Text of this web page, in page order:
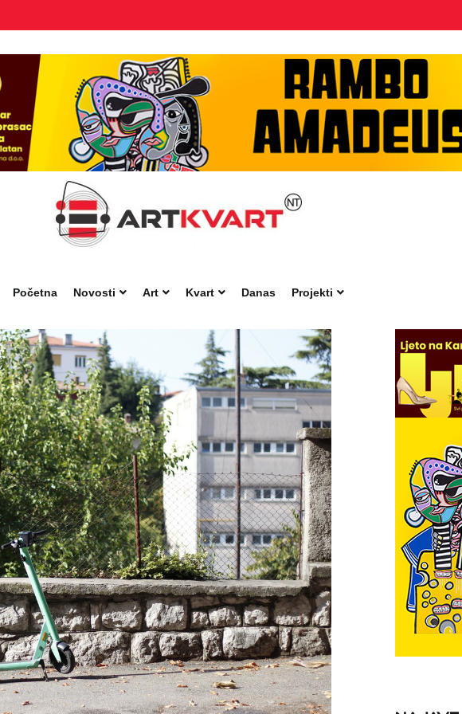
Početna
Novosti Art Kvart Danas Projekti